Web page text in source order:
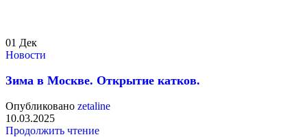
01 Дек
Новости
Зима в Москве. Открытие катков.
Опубликовано zetaline
10.03.2025
Продолжить чтение